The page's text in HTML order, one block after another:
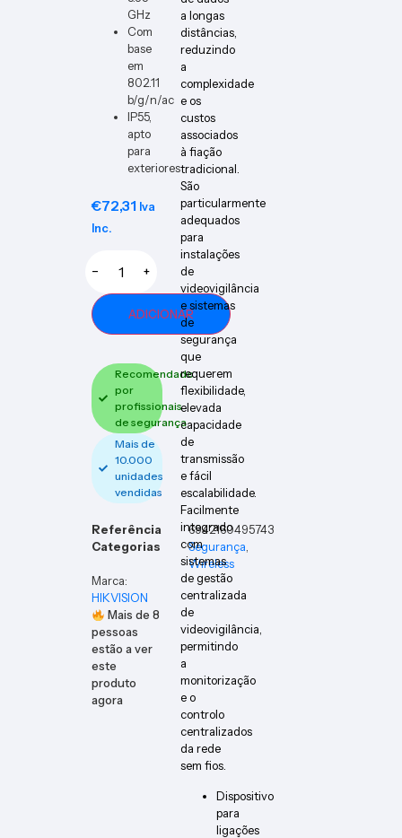
GHz
Com
base
em
802.11
b/g/n/ac
IP55,
apto
para
exteriores
€72,31 Iva
Inc.
− +
ADICIONAR
Recomendado
por
profissionais
de segurança
Mais de
10.000
unidades
vendidas
Referência
6942160495743
Categorias
Segurança,
Wireless
Marca:
HIKVISION
Mais de8
pessoas
estão a ver
este
produto
agora
a longas
distâncias,
reduzindo
a
complexidade
e os
custos
associados
à fiação
tradicional.
São
particularmente
adequados
para
instalações
de
videovigilância
e sistemas
de
segurança
que
requerem
flexibilidade,
elevada
capacidade
de
transmissão
e fácil
escalabilidade.
Facilmente
integrado
com
sistemas
de gestão
centralizada
de
videovigilância,
permitindo
a
monitorização
e o
controlo
centralizados
da rede
sem fios.
Dispositivo
para
ligações